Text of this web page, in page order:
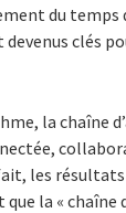
du
clés
la chaîne
les résultats
que la «